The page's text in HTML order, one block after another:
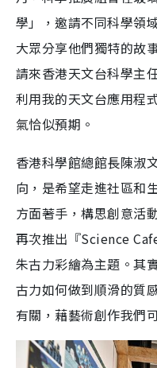
學」，邀請不同科學領
大眾分享他們獨特的故
請來香港天文台科學主
利用我的天文台應用程
氣恰似預期。
香港科學館總館長陳淑
向，是希望走進社區和
方面著手，構思創意活
再次推出『Science
朱古力彩繪為主題。其
古力如何做到順滑的質
有關，藉藝術創作我們